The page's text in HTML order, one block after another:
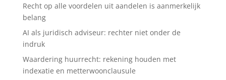
Recht op alle voordelen uit aandelen is aanmerkelijk
belang
AI als juridisch adviseur: rechter niet onder de
indruk
Waardering huurrecht: rekening houden met
indexatie en metterwoonclausule